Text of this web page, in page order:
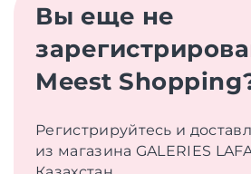
Вы еще не
Meest
Регистрируйтесь и
из магазина GALERIES